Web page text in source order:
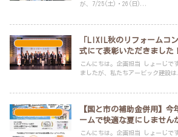
が、7/25(土)・26(日)...
「LIXIL秋のリフォームコ
式にて表彰いただきました！
こんにちは。企画担当 しょーじです。 ご報告がたいへん遅
ましたが、私たちアービック建設は
【国と市の補助金併用】
ームで快適な夏にしません
こんにちは。企画担当 しょーじで